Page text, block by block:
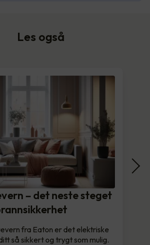
Les også
– det neste steget
fra Eaton er det elektriske
så sikkert og trygt som mulig.